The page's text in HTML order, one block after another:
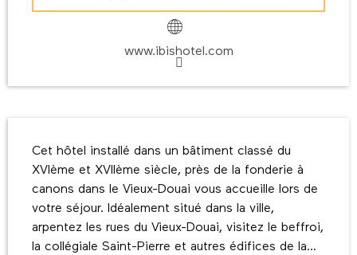
www.ibishotel.com
Cet hôtel installé dans un bâtiment classé du
XVIème et XVIIème siècle, près de la fonderie à
canons dans le Vieux-Douai vous accueille lors de
votre séjour. Idéalement situé dans la ville,
arpentez les rues du Vieux-Douai, visitez le beffroi,
la collégiale Saint-Pierre et autres édifices de la...